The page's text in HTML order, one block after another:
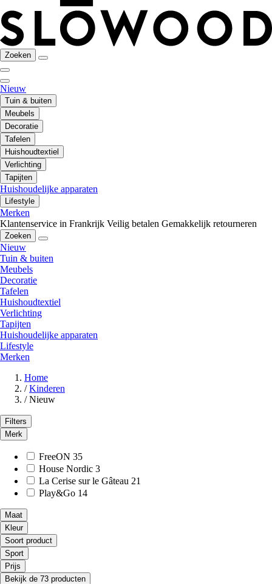
Zoeken
Nieuw
Tuin & buiten
Meubels
Decoratie
Tafelen
Huishoudtextiel
Verlichting
Tapijten
Huishoudelijke apparaten
Lifestyle
Merken
Klantenservice in Frankrijk Veilig betalen Gemakkelijk retourneren
Zoeken
Nieuw
Tuin & buiten
Meubels
Decoratie
Tafelen
Huishoudtextiel
Verlichting
Tapijten
Huishoudelijke apparaten
Lifestyle
Merken
Home
/ Kinderen
/ Nieuw
Filters
Merk
FreeON 35
House Nordic 3
La Cerise sur le Gâteau 21
Play&Go 14
Maat
Kleur
Soort product
Sport
Prijs
Bekijk de 73 producten